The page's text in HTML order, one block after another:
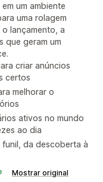
um ambiente
uma rolagem
lançamento, a
que geram um
criar anúncios
certos
melhorar o
ativos no mundo
ao dia
funil, da descoberta à
Mostrar original